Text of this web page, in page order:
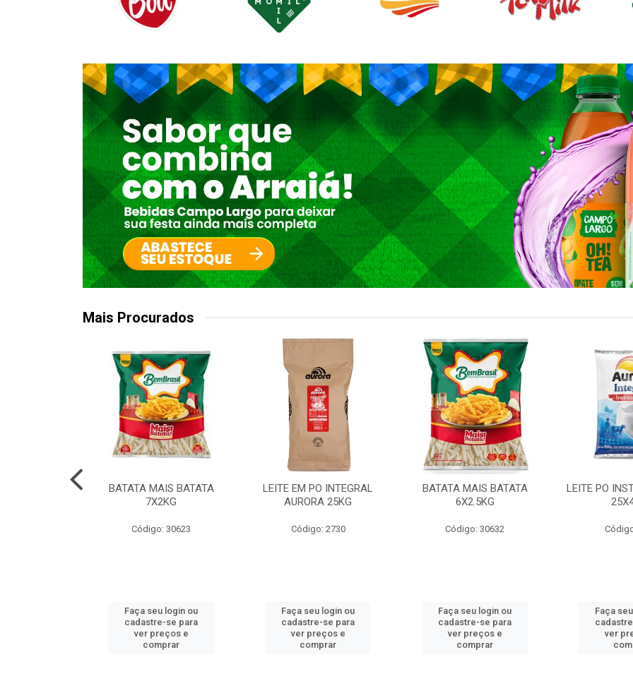
Mais Procurados
BATATA MAIS BATATA
7X2KG
Código: 30623
Faça seu login ou
cadastre-se para
ver preços e
comprar
LEITE EM PO INTEGRAL
AURORA 25KG
Código: 2730
Faça seu login ou
cadastre-se para
ver preços e
comprar
BATATA MAIS BATATA
6X2.5KG
Código: 30632
Faça seu login ou
cadastre-se para
ver preços e
comprar
LEITE PO
Faça
ver